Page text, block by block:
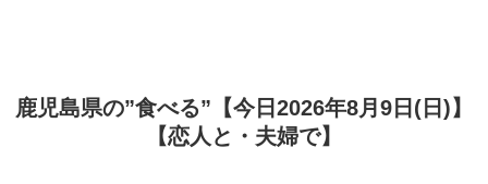
鹿児島県の”食べる”【今日2026年8月9日(日)】
【恋人と・夫婦で】